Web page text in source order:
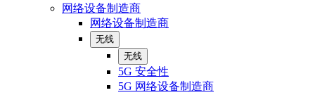
网络设备制造商
网络设备制造商
无线
无线
5G 安全性
5G 网络设备制造商